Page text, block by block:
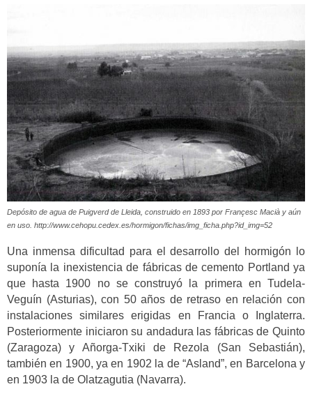
Depósito de agua de Puigverd de Lleida, construido en 1893 por Françesc Macià y aún
en uso. http://www.cehopu.cedex.es/hormigon/fichas/img_ficha.php?id_img=52
Una inmensa dificultad para el desarrollo del hormigón lo
suponía la inexistencia de fábricas de cemento Portland ya
que hasta 1900 no se construyó la primera en Tudela-
Veguín (Asturias), con 50 años de retraso en relación con
instalaciones similares erigidas en Francia o Inglaterra.
Posteriormente iniciaron su andadura las fábricas de Quinto
(Zaragoza) y Añorga-Txiki de Rezola (San Sebastián),
también en 1900, ya en 1902 la de “Asland”, en Barcelona y
en 1903 la de Olatzagutia (Navarra).